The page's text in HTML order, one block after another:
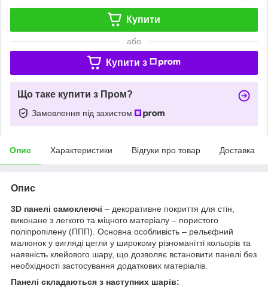
Купити
або
Купити з
Що таке купити з Пром?
Замовлення під захистом
Опис Характеристики Відгуки про товар Доставка
Опис
3D панелі самоклеючі – декоративне покриття для стін,
виконане з легкого та міцного матеріалу – пористого
поліпропілену (ППП). Основна особливість – рельєфний
малюнок у вигляді цегли у широкому різноманітті кольорів та
наявність клейового шару, що дозволяє встановити панелі без
необхідності застосування додаткових матеріалів.
Панелі складаються з наступних шарів: